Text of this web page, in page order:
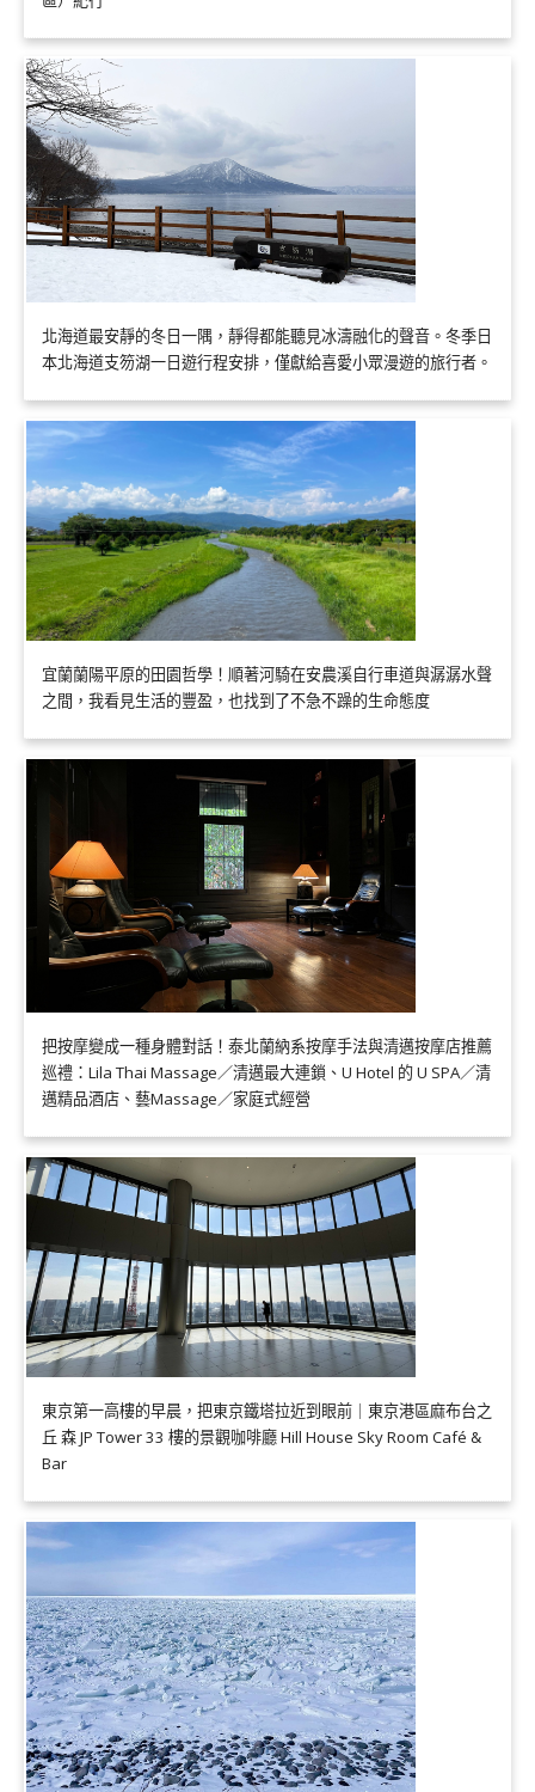
北海道最安靜的冬日一隅，靜得都能聽見冰濤融化的聲音。冬季日
本北海道支笏湖一日遊行程安排，僅獻給喜愛小眾漫遊的旅行者。
宜蘭蘭陽平原的田園哲學！順著河騎在安農溪自行車道與潺潺水聲
之間，我看見生活的豐盈，也找到了不急不躁的生命態度
把按摩變成一種身體對話！泰北蘭納系按摩手法與清邁按摩店推薦
巡禮：Lila Thai Massage／清邁最大連鎖、U Hotel 的 U SPA／清
邁精品酒店、藝Massage／家庭式經營
東京第一高樓的早晨，把東京鐵塔拉近到眼前｜東京港區麻布台之
丘 森 JP Tower 33 樓的景觀咖啡廳 Hill House Sky Room Café &
Bar